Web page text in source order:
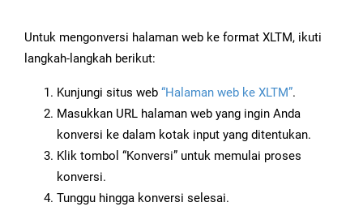
Untuk mengonversi halaman web ke format XLTM, ikuti
langkah-langkah berikut:
Kunjungi situs web “Halaman web ke XLTM”.
Masukkan URL halaman web yang ingin Anda
konversi ke dalam kotak input yang ditentukan.
Klik tombol “Konversi” untuk memulai proses
konversi.
Tunggu hingga konversi selesai.